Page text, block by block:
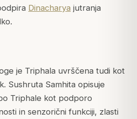
Dinacharya jutranja
je Triphala uvrščena tudi kot
Sushruta Samhita opisuje
Triphale kot podporo
in senzorični funkciji, zlasti